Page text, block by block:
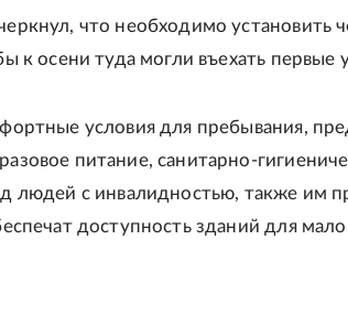
что необходимо установить
к осени туда могли въехать первые
условия для пребывания,
питание, санитарно-
людей с инвалидностью, также им
доступность зданий для